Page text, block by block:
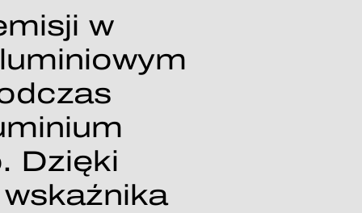
w
Dzięki